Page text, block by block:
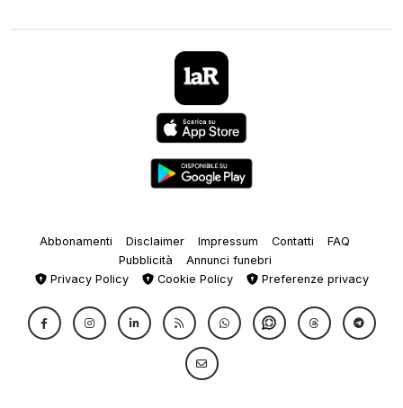
Abbonamenti Disclaimer Impressum Contatti
FAQ
Pubblicità
Annunci funebri
Privacy Policy
Cookie Policy Preferenze privacy